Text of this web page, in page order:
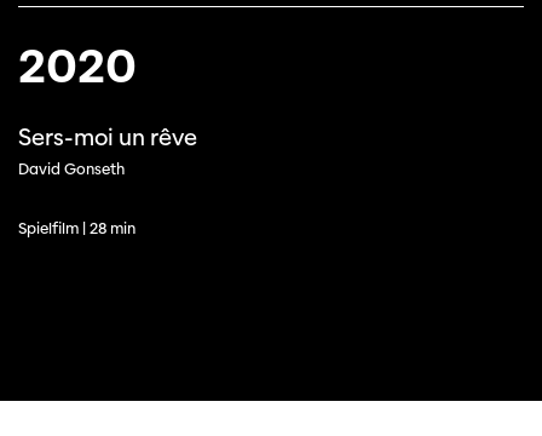
2020
Sers-moi un rêve
David Gonseth
Spielfilm | 28 min